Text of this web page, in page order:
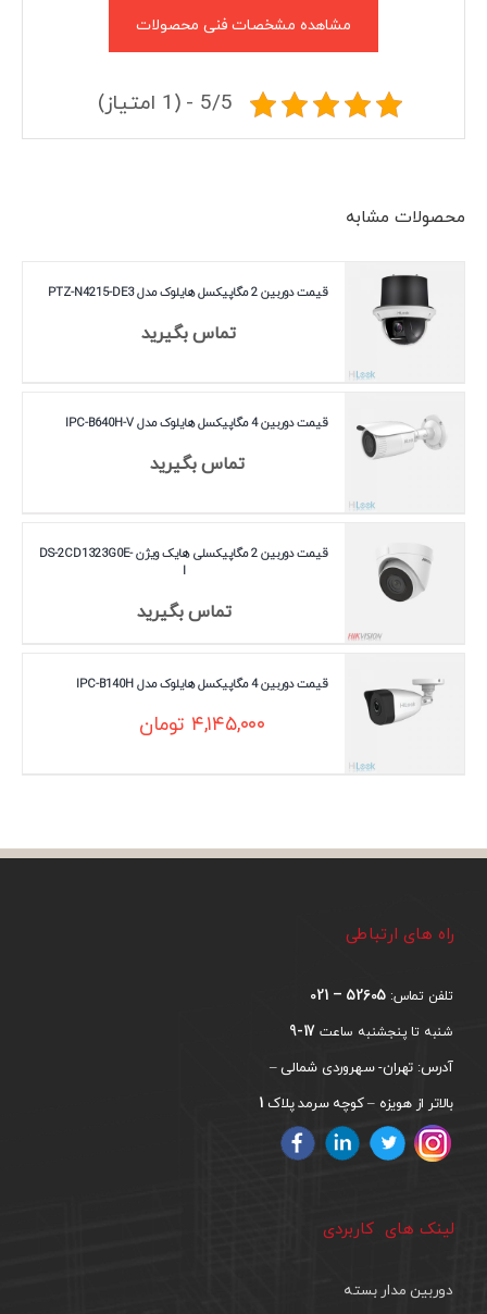
مشاهده مشخصات فنی محصولات
5/5 - (1 امتیاز)
محصولات مشابه
قیمت دوربین 2 مگاپیکسل هایلوک مدل PTZ-N4215-DE3
تماس بگیرید
قیمت دوربین 4 مگاپیکسل هایلوک مدل IPC-B640H-V
تماس بگیرید
قیمت دوربین 2 مگاپیکسلی هایک ویژن DS-2CD1323G0E-
I
تماس بگیرید
قیمت دوربین 4 مگاپیکسل هایلوک مدل IPC-B140H
۴,۱۴۵,۰۰۰ تومان
راه های ارتباطی
تلفن تماس: 52605 – 021
شنبه تا پنجشنبه ساعت 17-9
آدرس: تهران- سهروردی شمالی –
بالاتر از هویزه – کوچه سرمد پلاک 1
لینک های کاربردی
دوربین مدار بسته